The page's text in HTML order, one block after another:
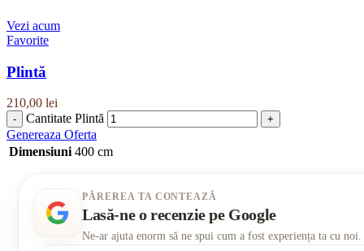
Vezi acum
Favorite
Plintă
210,00 lei
Cantitate Plintă
Genereaza Oferta
Dimensiuni 400 cm
PĂREREA TA CONTEAZĂ
Lasă-ne o recenzie pe Google
Ne-ar ajuta enorm să ne spui cum a fost experiența ta cu noi.